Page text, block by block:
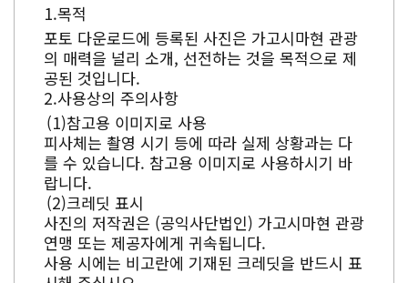
목적
포토 다운로드에 등록된 사진은 가고시마현 관광
의 매력을 널리 소개, 선전하는 것을 목적으로 제
공된 것입니다.
사용상의 주의사항
참고용 이미지로 사용
피사체는 촬영 시기 등에 따라 실제 상황과는 다
를 수 있습니다. 참고용 이미지로 사용하시기 바
랍니다.
크레딧 표시
사진의 저작권은 (공익사단법인) 가고시마현 관광
연맹 또는 제공자에게 귀속됩니다.
사용 시에는 비고란에 기재된 크레딧을 반드시 표